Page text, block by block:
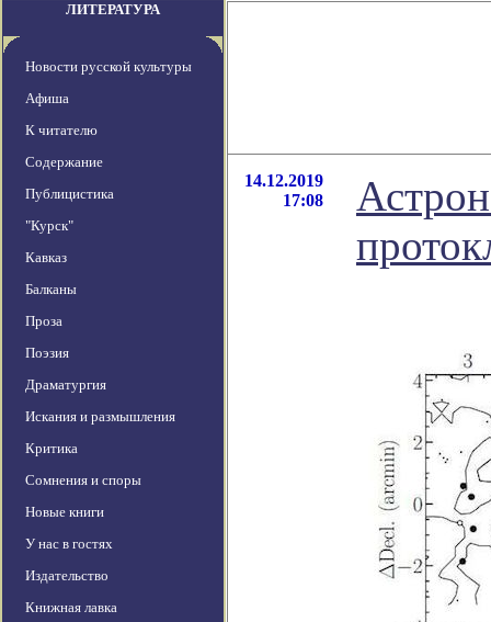
ЛИТЕРАТУРА
Новости русской культуры
Афиша
К читателю
Содержание
Публицистика
"Курск"
Кавказ
Балканы
Проза
Поэзия
Драматургия
Искания и размышления
Критика
Сомнения и споры
Новые книги
У нас в гостях
Издательство
Книжная лавка
14.12.2019
17:08